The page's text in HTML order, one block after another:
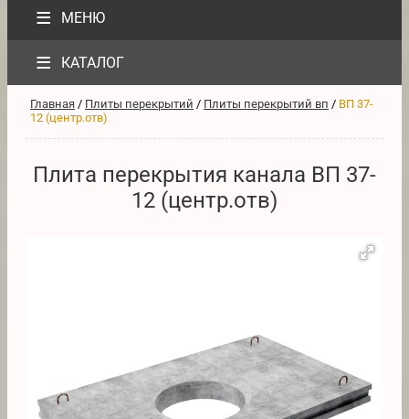
≡ МЕНЮ
≡ КАТАЛОГ
Главная / Плиты перекрытий / Плиты перекрытий вп / ВП 37-
12 (центр.отв)
Плита перекрытия канала ВП 37-
12 (центр.отв)